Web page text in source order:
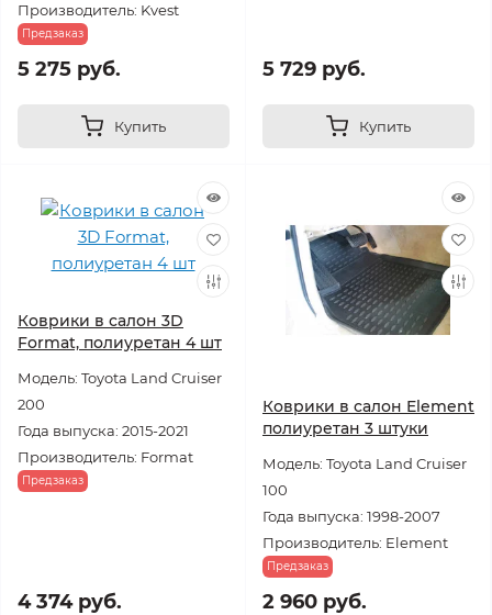
Производитель: Kvest
Предзаказ
5 275 руб.
Купить
5 729 руб.
Купить
Коврики в салон 3D
Format, полиуретан 4 шт
Модель: Toyota Land Cruiser
200
Года выпуска: 2015-2021
Производитель: Format
Предзаказ
4 374 руб.
Коврики в салон Element
полиуретан 3 штуки
Модель: Toyota Land Cruiser
100
Года выпуска: 1998-2007
Производитель: Element
Предзаказ
2 960 руб.